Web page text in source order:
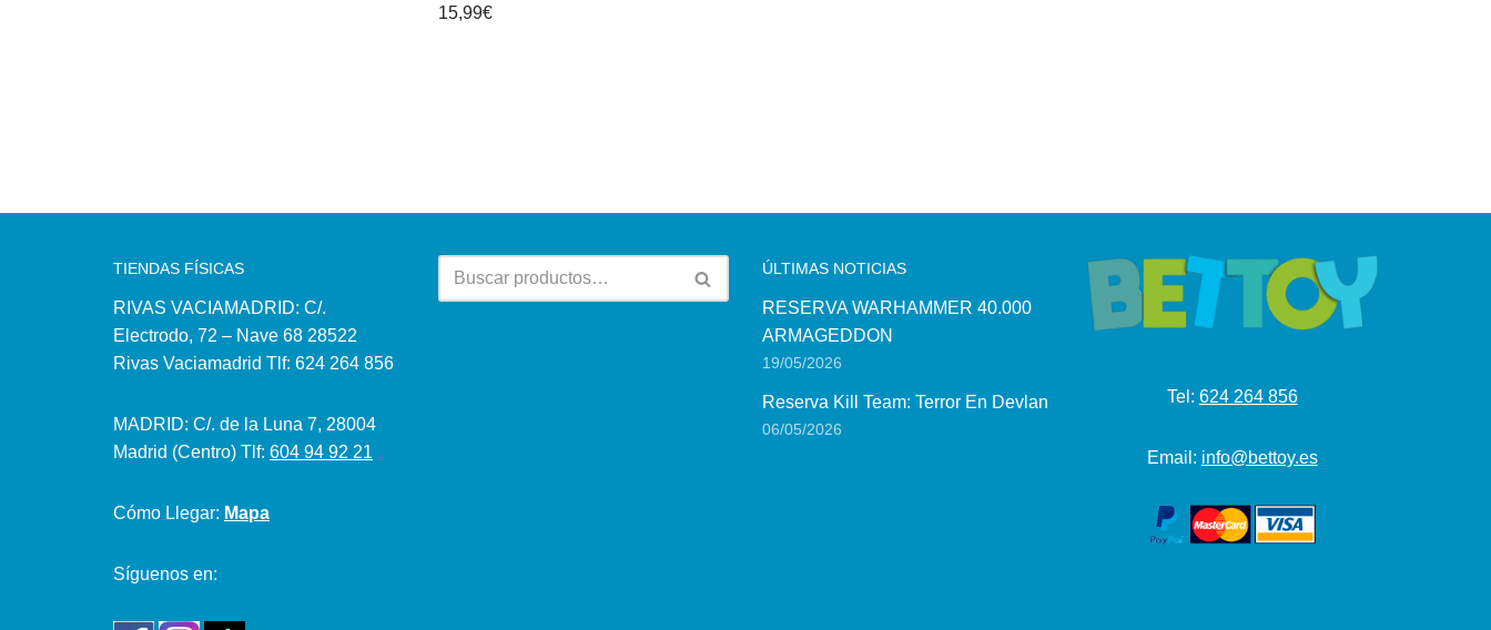
15,99€
TIENDAS FÍSICAS
RIVAS VACIAMADRID: C/.
Electrodo, 72 – Nave 68 28522
Rivas Vaciamadrid Tlf: 624 264 856
MADRID: C/. de la Luna 7, 28004
Madrid (Centro) Tlf: 604 94 92 21
Cómo Llegar: Mapa
Síguenos en:
ÚLTIMAS NOTICIAS
RESERVA WARHAMMER 40.000
ARMAGEDDON
19/05/2026
Reserva Kill Team: Terror En Devlan
06/05/2026
Tel: 624 264 856
Email: info@bettoy.es